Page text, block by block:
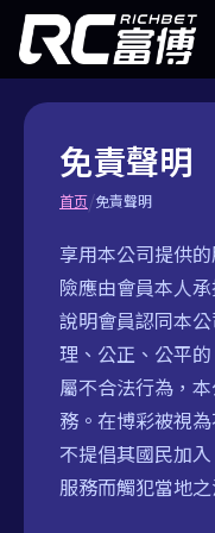
免責聲明
首页/免責聲明
享用本公司提供
險應由會員本人
說明會員認同本
理、公正、公平
屬不合法行為，
務。在博彩被視
不提倡其國民加
服務而觸犯當地